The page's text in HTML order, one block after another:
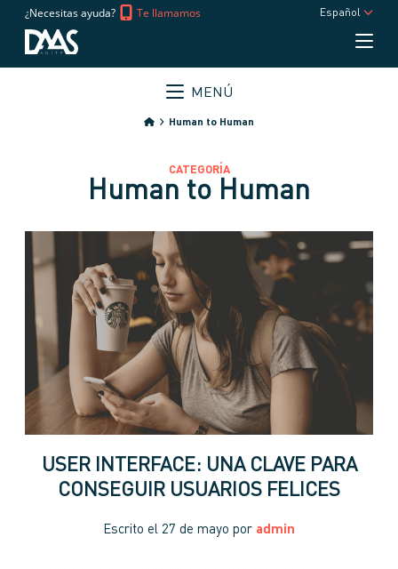
¿Necesitas ayuda? Te llamamos Español
MENÚ
Human to Human
CATEGORÍA
Human to Human
USER INTERFACE: UNA CLAVE PARA
CONSEGUIR USUARIOS FELICES
Escrito el 27 de mayo por admin